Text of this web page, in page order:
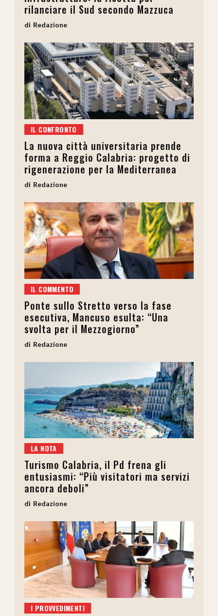
rilanciare il Sud secondo Mazzuca
Redazione
IL CONFRONTO
La nuova città universitaria prende
forma a Reggio Calabria: progetto di
rigenerazione per la Mediterranea
Redazione
IL COMMENTO
Ponte sullo Stretto verso la fase
esecutiva, Mancuso esulta: “Una
svolta per il Mezzogiorno”
Redazione
LA NOTA
Turismo Calabria, il Pd frena gli
entusiasmi: “Più visitatori ma servizi
ancora deboli”
Redazione
I PROVVEDIMENTI